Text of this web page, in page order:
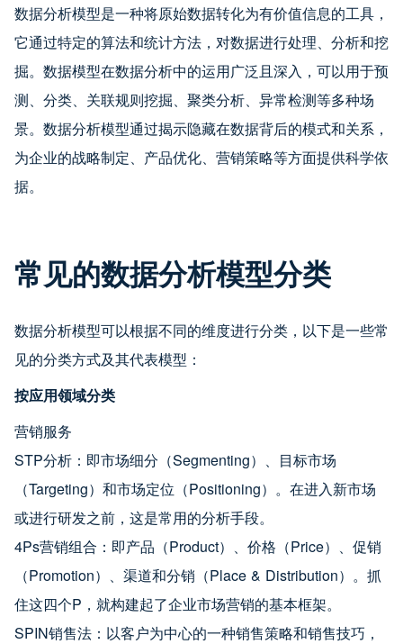
数据分析模型是一种将原始数据转化为有价值信息的工具，
它通过特定的算法和统计方法，对数据进行处理、分析和挖
掘。数据模型在数据分析中的运用广泛且深入，可以用于预
测、分类、关联规则挖掘、聚类分析、异常检测等多种场
景。数据分析模型通过揭示隐藏在数据背后的模式和关系，
为企业的战略制定、产品优化、营销策略等方面提供科学依
据。
常见的数据分析模型分类
数据分析模型可以根据不同的维度进行分类，以下是一些常
见的分类方式及其代表模型：
按应用领域分类
营销服务
STP分析：即市场细分（Segmenting）、目标市场
（Targeting）和市场定位（Positioning）。在进入新市场
或进行研发之前，这是常用的分析手段。
4Ps营销组合：即产品（Product）、价格（Price）、促销
（Promotion）、渠道和分销（Place & Distribution）。抓
住这四个P，就构建起了企业市场营销的基本框架。
SPIN销售法：以客户为中心的一种销售策略和销售技巧，